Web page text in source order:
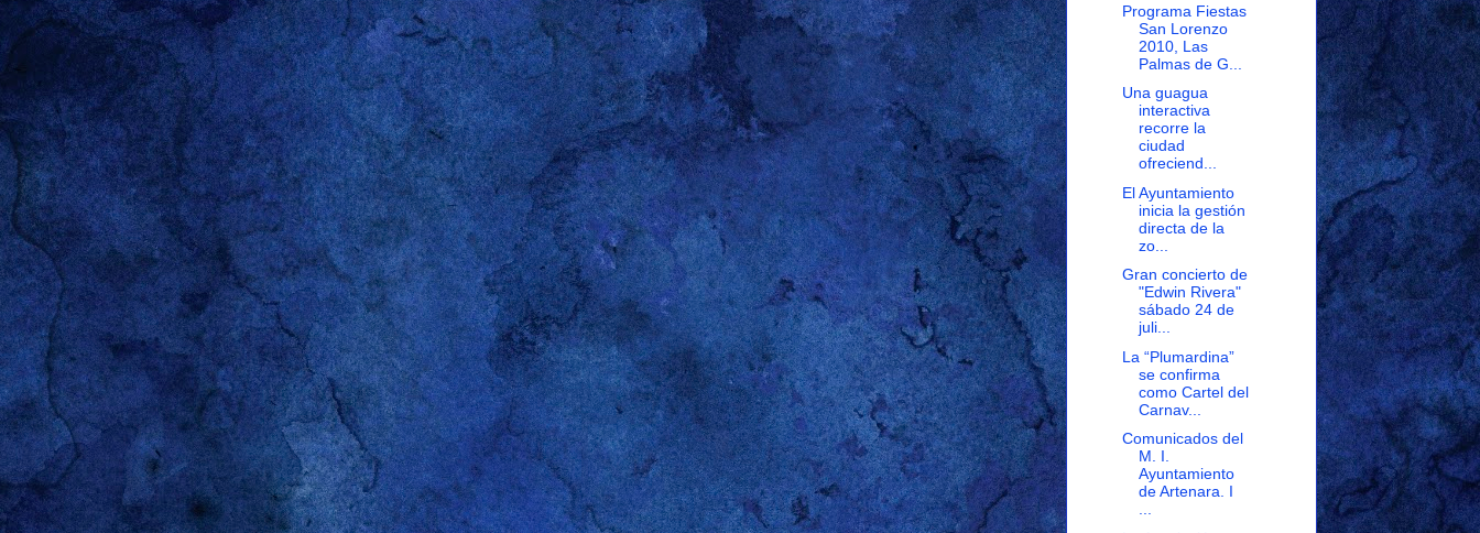
Programa Fiestas
San Lorenzo
2010, Las
Palmas de G...
Una guagua
interactiva
recorre la
ciudad
ofreciend...
El Ayuntamiento
inicia la gestión
directa de la
zo...
Gran concierto de
"Edwin Rivera"
sábado 24 de
juli...
La “Plumardina”
se confirma
como Cartel del
Carnav...
Comunicados del
M. I.
Ayuntamiento
de Artenara. I
...